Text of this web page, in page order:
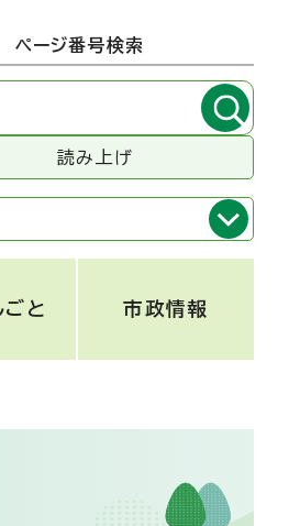
ページ番号検索
読み上げ
ごと 市政情報